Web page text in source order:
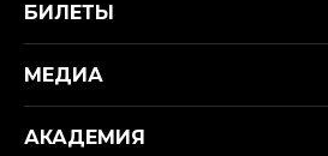
БИЛЕТЫ
МЕДИА
АКАДЕМИЯ